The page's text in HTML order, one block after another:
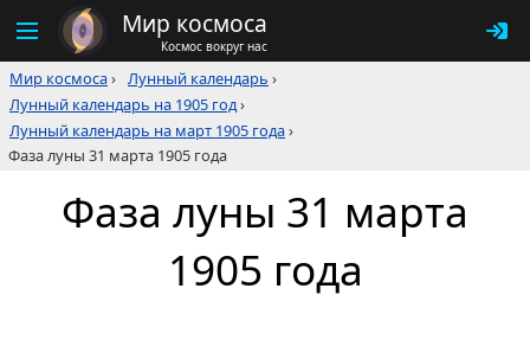
Мир космоса
Космос вокруг нас
Мир космоса› Лунный календарь ›
Лунный календарь на 1905 год›
Лунный календарь на март 1905 года›
Фаза луны 31 марта 1905 года
Фаза луны 31 марта
1905 года